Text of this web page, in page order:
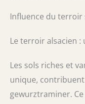
Influence du terroir
Le terroir alsacien
Les sols riches et
unique,
gewurztraminer.